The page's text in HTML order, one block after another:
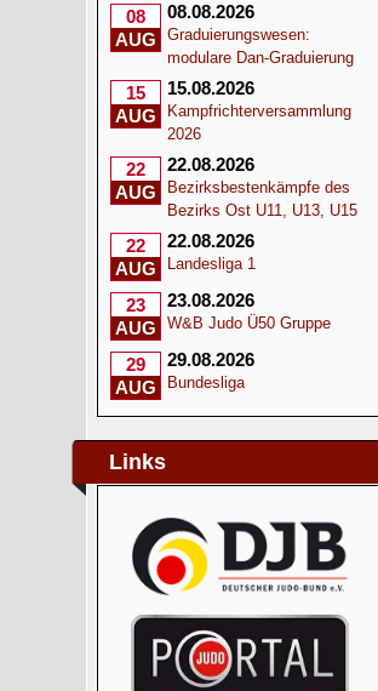
08
AUG
08.08.2026
Graduierungswesen:
modulare Dan-Graduierung
15
AUG
15.08.2026
Kampfrichterversammlung
2026
22
AUG
22.08.2026
Bezirksbestenkämpfe des
Bezirks Ost U11, U13, U15
22
AUG
22.08.2026
Landesliga 1
23
AUG
23.08.2026
W&B Judo Ü50 Gruppe
29
AUG
29.08.2026
Bundesliga
Links